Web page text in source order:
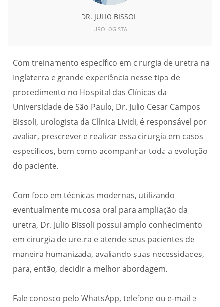
DR. JULIO BISSOLI
UROLOGISTA
Com treinamento específico em cirurgia de uretra na
Inglaterra e grande experiência nesse tipo de
procedimento no Hospital das Clínicas da
Universidade de São Paulo, Dr. Julio Cesar Campos
Bissoli, urologista da Clínica Lividi, é responsável por
avaliar, prescrever e realizar essa cirurgia em casos
específicos, bem como acompanhar toda a evolução
do paciente.
Com foco em técnicas modernas, utilizando
eventualmente mucosa oral para ampliação da
uretra, Dr. Julio Bissoli possui amplo conhecimento
em cirurgia de uretra e atende seus pacientes de
maneira humanizada, avaliando suas necessidades,
para, então, decidir a melhor abordagem.
Fale conosco pelo WhatsApp, telefone ou e-mail e